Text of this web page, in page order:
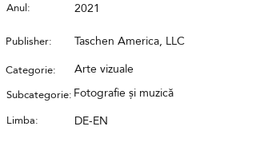
Anul:
2021
Publisher: Taschen America, LLC
Categorie: Arte vizuale
Subcategorie: Fotografie și muzică
Limba: DE-EN